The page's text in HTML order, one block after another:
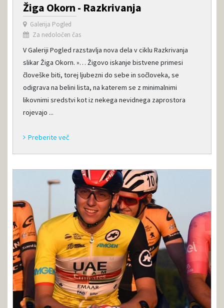
Žiga Okorn - Razkrivanja
Galerija Pogled
Za nedoločen čas
V Galeriji Pogled razstavlja nova dela v ciklu Razkrivanja
slikar Žiga Okorn. »… Žigovo iskanje bistvene primesi
človeške biti, torej ljubezni do sebe in sočloveka, se
odigrava na belini lista, na katerem se z minimalnimi
likovnimi sredstvi kot iz nekega nevidnega zaprostora
rojevajo ...
Preberite več